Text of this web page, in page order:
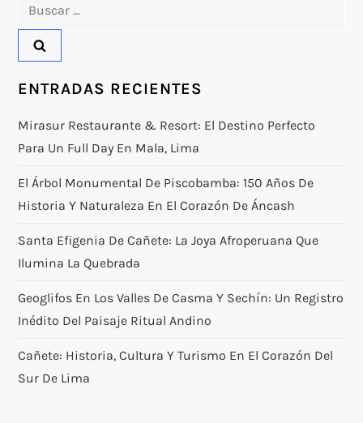
ENTRADAS RECIENTES
Mirasur Restaurante & Resort: El Destino Perfecto
Para Un Full Day En Mala, Lima
El Árbol Monumental De Piscobamba: 150 Años De
Historia Y Naturaleza En El Corazón De Áncash
Santa Efigenia De Cañete: La Joya Afroperuana Que
Ilumina La Quebrada
Geoglifos En Los Valles De Casma Y Sechín: Un Registro
Inédito Del Paisaje Ritual Andino
Cañete: Historia, Cultura Y Turismo En El Corazón Del
Sur De Lima